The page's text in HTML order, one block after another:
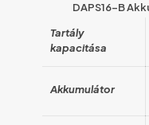
DAPS16-B
Tartály
kapacitása
Akkumulátor